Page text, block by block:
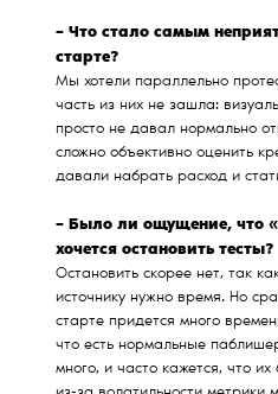
– Что стало самым
старте?
Мы хотели параллельно
часть из них не зашла:
просто не давал нормально
сложно объективно оценить
давали набрать расход и
– Было ли ощущение, что
хочется остановить тесты?
Остановить скорее нет, так
источнику нужно время. Но
старте придется много
что есть нормальные
много, и часто кажется, что